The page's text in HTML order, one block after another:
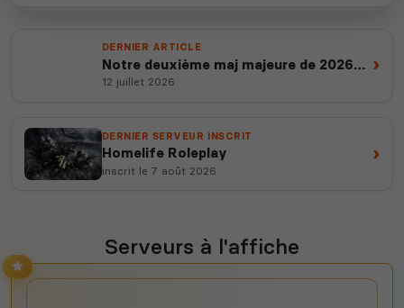
DERNIER ARTICLE
Notre deuxième maj majeure de 2026
est en ligne
12 juillet 2026
›
DERNIER SERVEUR INSCRIT
Homelife Roleplay
inscrit le 7 août 2026
›
Serveurs à l'affiche